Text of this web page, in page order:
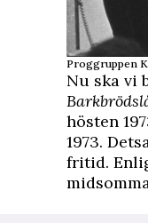
Proggruppen
Nu ska vi
hösten
1973.
fritid.